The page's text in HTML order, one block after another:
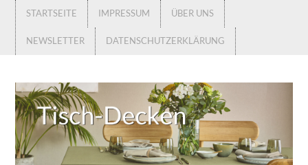
STARTSEITE IMPRESSUM ÜBER UNS
NEWSLETTER DATENSCHUTZERKLÄRUNG